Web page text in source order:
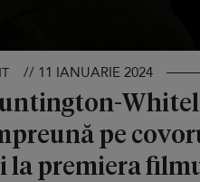
// 11 IANUARIE 2024
pe
la premiera